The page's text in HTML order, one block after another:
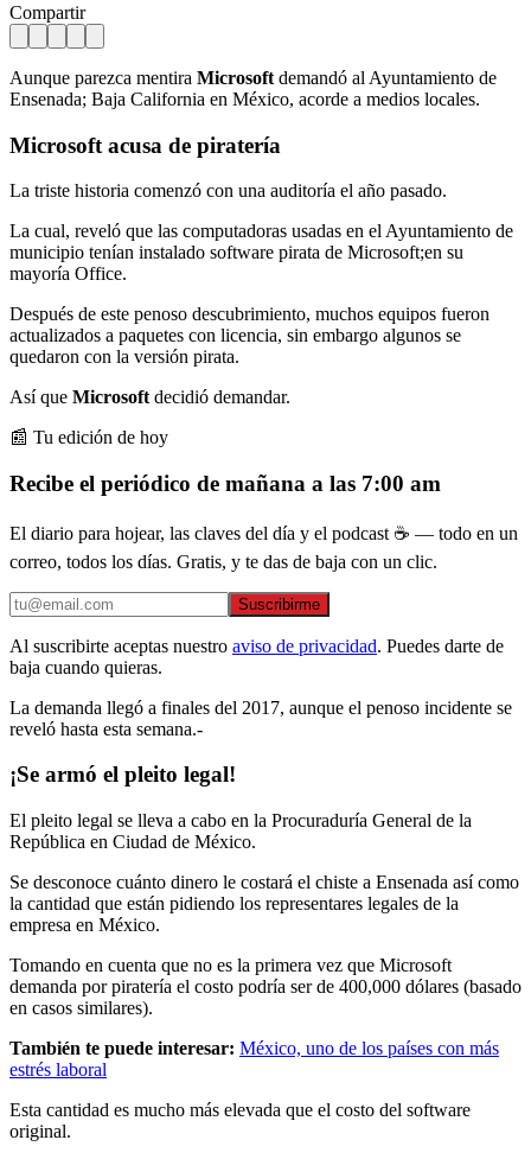
Compartir
Aunque parezca mentira Microsoft demandó al Ayuntamiento de
Ensenada; Baja California en México, acorde a medios locales.
Microsoft acusa de piratería
La triste historia comenzó con una auditoría el año pasado.
La cual, reveló que las computadoras usadas en el Ayuntamiento de
municipio tenían instalado software pirata de Microsoft;en su
mayoría Office.
Después de este penoso descubrimiento, muchos equipos fueron
actualizados a paquetes con licencia, sin embargo algunos se
quedaron con la versión pirata.
Así que Microsoft decidió demandar.
📰 Tu edición de hoy
Recibe el periódico de mañana a las 7:00 am
El diario para hojear, las claves del día y el podcast ☕ — todo en un
correo, todos los días. Gratis, y te das de baja con un clic.
Suscribirme
Al suscribirte aceptas nuestro aviso de privacidad. Puedes darte de
baja cuando quieras.
La demanda llegó a finales del 2017, aunque el penoso incidente se
reveló hasta esta semana.-
¡Se armó el pleito legal!
El pleito legal se lleva a cabo en la Procuraduría General de la
República en Ciudad de México.
Se desconoce cuánto dinero le costará el chiste a Ensenada así como
la cantidad que están pidiendo los representares legales de la
empresa en México.
Tomando en cuenta que no es la primera vez que Microsoft
demanda por piratería el costo podría ser de 400,000 dólares (basado
en casos similares).
También te puede interesar: México, uno de los países con más
estrés laboral
Esta cantidad es mucho más elevada que el costo del software
original.